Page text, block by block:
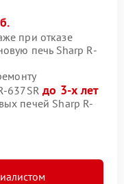
при отказе
печь Sharp R-
637SRдо 3-х лет
печей Sharp R-